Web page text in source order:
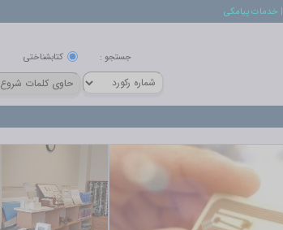
| خدمات پيامكي
جستجو : کتابشناختي